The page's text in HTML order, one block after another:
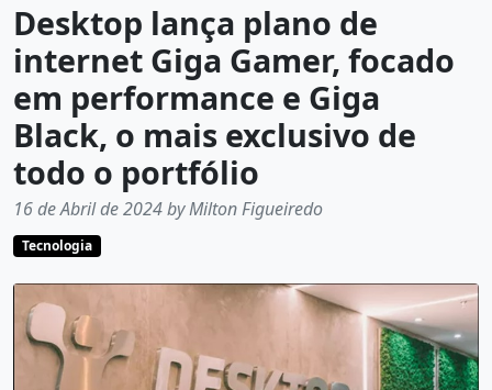
Desktop lança plano de
internet Giga Gamer, focado
em performance e Giga
Black, o mais exclusivo de
todo o portfólio
16 de Abril de 2024 by Milton Figueiredo
Tecnologia